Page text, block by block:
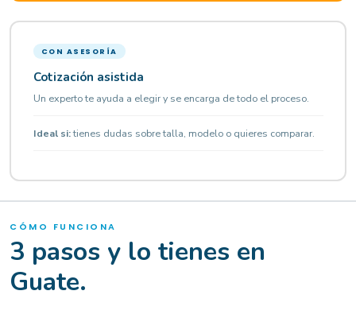
CON ASESORÍA
Cotización asistida
Un experto te ayuda a elegir y se encarga de todo el proceso.
Ideal si:tienes dudas sobre talla, modelo o quieres comparar.
CÓMO FUNCIONA
3 pasos y lo tienes en
Guate.